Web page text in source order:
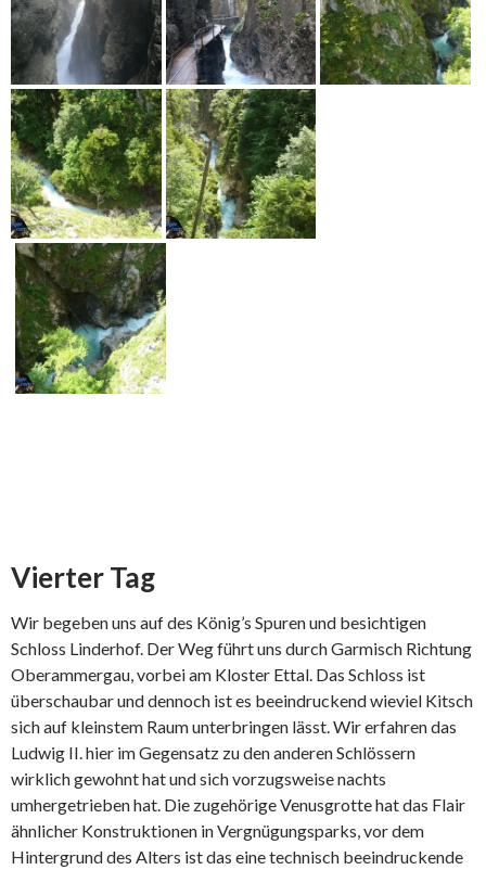
Vierter Tag
Wir begeben uns auf des König’s Spuren und besichtigen
Schloss Linderhof. Der Weg führt uns durch Garmisch Richtung
Oberammergau, vorbei am Kloster Ettal. Das Schloss ist
überschaubar und dennoch ist es beeindruckend wieviel Kitsch
sich auf kleinstem Raum unterbringen lässt. Wir erfahren das
Ludwig II. hier im Gegensatz zu den anderen Schlössern
wirklich gewohnt hat und sich vorzugsweise nachts
umhergetrieben hat. Die zugehörige Venusgrotte hat das Flair
ähnlicher Konstruktionen in Vergnügungsparks, vor dem
Hintergrund des Alters ist das eine technisch beeindruckende